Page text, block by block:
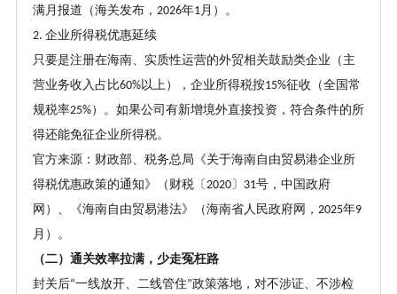
满月报道（海关发布， 2026年1月）。
2. 企业所得税优惠延续
只要是注册在海南、实质性运营的外贸相关鼓励类企业（主
营业务收入占比60%以上），企业所得税按15%征收（全国常
规税率25%）。如果公司有新增境外直接投资，符合条件的所
得还能免征企业所得税。
官方来源：财政部、税务总局《关于海南自由贸易港企业所
得税优惠政策的通知》（财税〔 2020〕 31号，中国政府
网）、《海南自由贸易港法》（海南省人民政府网， 2025年9
月）。
（二）通关效率拉满，少走冤枉路
封关后“一线放开、二线管住”政策落地，对不涉证、不涉检